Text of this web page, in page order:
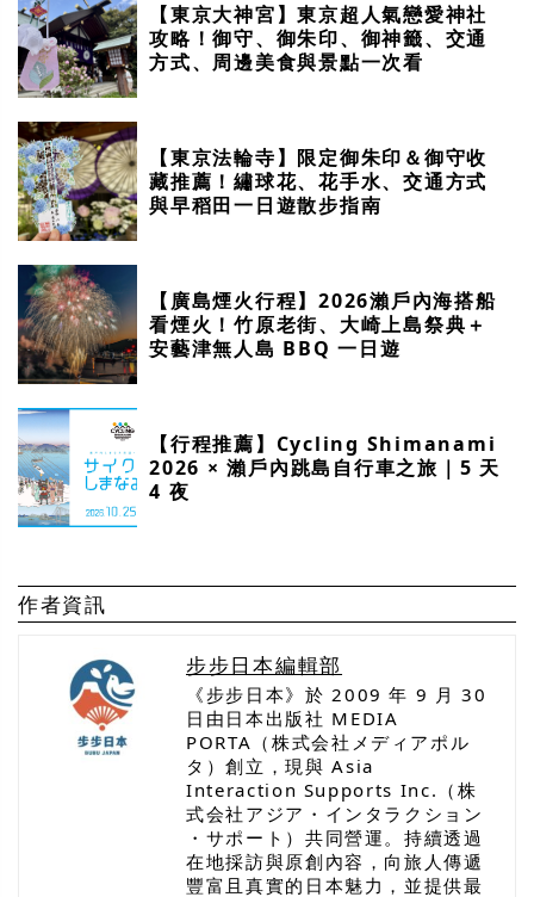
【東京大神宮】東京超人氣戀愛神社
攻略！御守、御朱印、御神籤、交通
方式、周邊美食與景點一次看
【東京法輪寺】限定御朱印＆御守收
藏推薦！繡球花、花手水、交通方式
與早稻田一日遊散步指南
【廣島煙火行程】2026瀨戶內海搭船
看煙火！竹原老街、大崎上島祭典＋
安藝津無人島 BBQ 一日遊
【行程推薦】Cycling Shimanami
2026 × 瀨戶內跳島自行車之旅｜5 天
4 夜
作者資訊
步步日本編輯部
《步步日本》於 2009 年 9 月 30
日由日本出版社 MEDIA
PORTA（株式会社メディアポル
タ）創立，現與 Asia
Interaction Supports Inc.（株
式会社アジア・インタラクション
・サポート）共同營運。持續透過
在地採訪與原創內容，向旅人傳遞
豐富且真實的日本魅力，並提供最